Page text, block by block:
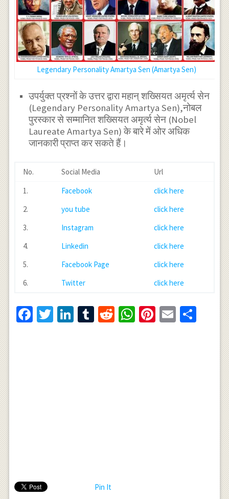
Legendary Personality Amartya Sen (Amartya Sen)
उपर्युक्त प्रश्नों के उत्तर द्वारा महान् शख्सियत अमृर्त्य सेन
(Legendary Personality Amartya Sen),नोबल
पुरस्कार से सम्मानित शख्सियत अमृर्त्य सेन (Nobel
Laureate Amartya Sen) के बारे में ओर अधिक
जानकारी प्राप्त कर सकते हैं।
No. Social Media
Url
1.
Facebook
click here
2.
you tube
click here
3.
Instagram
click here
4.
Linkedin
click here
5.
Facebook Page
click here
6.
Twitter click here
Facebook
Twitter
LinkedIn
Tumblr
RedditWhatsApp
Pinterest
Email
Pin It